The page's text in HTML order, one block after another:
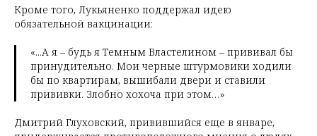
Кроме того, Лукьяненко поддержал идею
обязательной вакцинации:
«...А я – будь я Темным Властелином – прививал бы
принудительно. Мои черные штурмовики ходили
бы по квартирам, вышибали двери и ставили
прививки. Злобно хохоча при этом…»
Дмитрий Глуховский, привившийся еще в январе,